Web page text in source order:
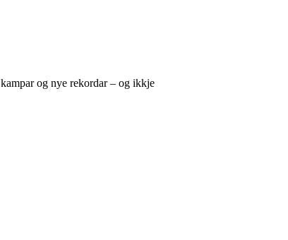
og nye rekordar – og ikkje